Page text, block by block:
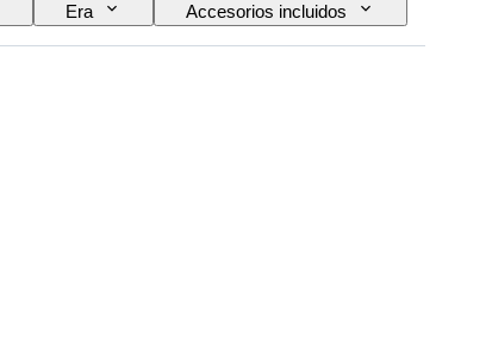
Era
Accesorios incluidos